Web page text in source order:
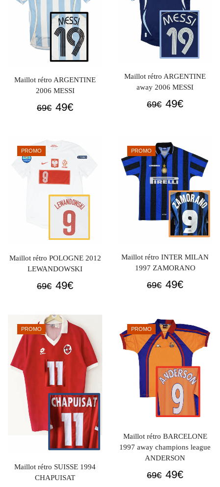
Maillot rétro ARGENTINE
2006 MESSI
69€ Le
était :
69€.
49€Le
est :
49€.
Maillot rétro ARGENTINE
away 2006 MESSI
69€ Le
était :
69€.
49€Le
49€.
PROMO
Maillot rétro POLOGNE 2012
LEWANDOWSKI
69€ Le
était :
69€.
49€Le
est :
49€.
PROMO
Maillot rétro INTER MILAN
1997 ZAMORANO
69€ Le
était :
69€.
49€Le
est :
49€.
PROMO
Maillot rétro SUISSE 1994
CHAPUISAT
PROMO
Maillot rétro BARCELONE
1997 away champions league
ANDERSON
69€ Le
49€Le